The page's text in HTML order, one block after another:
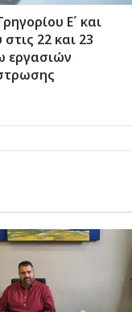
Ε΄ και
22 και 23
εργασιών